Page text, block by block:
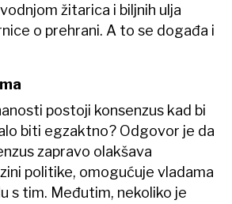
žitarica i biljnih ulja
o prehrani. A to se događa i
postoji konsenzus kad bi
biti egzaktno? Odgovor je da
zapravo olakšava
politike, omogućuje vladama
s tim. Međutim, nekoliko je